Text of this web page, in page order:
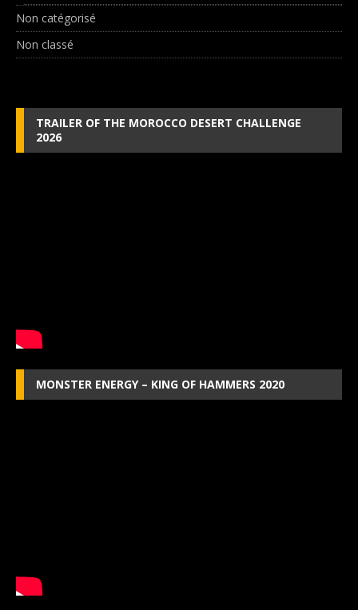
Non catégorisé
Non classé
TRAILER OF THE MOROCCO DESERT CHALLENGE
2026
MONSTER ENERGY – KING OF HAMMERS 2020